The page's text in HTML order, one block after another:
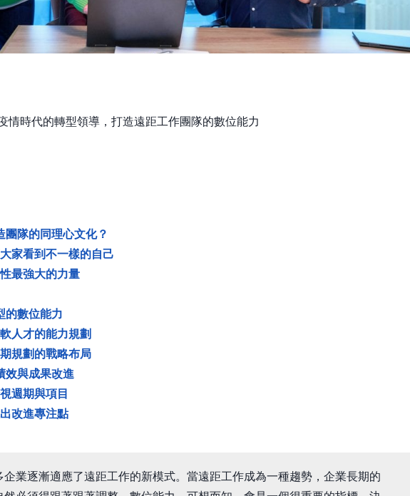
情時代的轉型領導，打造遠距工作團隊的數位能力
團隊的同理心文化？
家看到不一樣的自己
最強大的力量
的數位能力
人才的能力規劃
規劃的戰略布局
效與成果改進
週期與項目
改進專注點
企業逐漸適應了遠距工作的新模式。當遠距工作成為一種趨勢，企業長期的